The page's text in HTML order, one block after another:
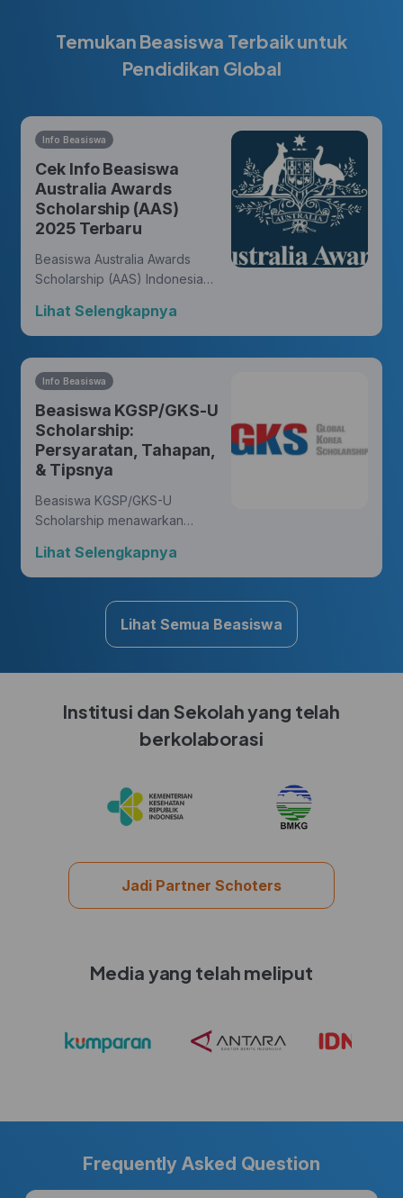
Temukan Beasiswa Terbaik untuk
Pendidikan Global
Info Beasiswa
Cek Info Beasiswa
Australia Awards
Scholarship (AAS)
2025 Terbaru
Beasiswa Australia Awards
Scholarship (AAS) Indonesia
warga negara Indonesia untuk
meraih gelar master atau
doktor dari universitas di
Australia dan membukakan
yang membawa perubahan.
Lihat Selengkapnya
Info Beasiswa
Beasiswa KGSP/GKS-U
Scholarship:
Persyaratan, Tahapan,
& Tipsnya
Beasiswa KGSP/GKS-U
Scholarship menawarkan
bagi Hunters untuk mengejar
gelar di berbagai disiplin ilmu,
sambil mendapatkan
pengalaman budaya yang
kaya di Korea.
Lihat Selengkapnya
Lihat Semua Beasiswa
Institusi dan Sekolah yang telah
berkolaborasi
Jadi Partner Schoters
Media yang telah meliput
Frequently Asked Question